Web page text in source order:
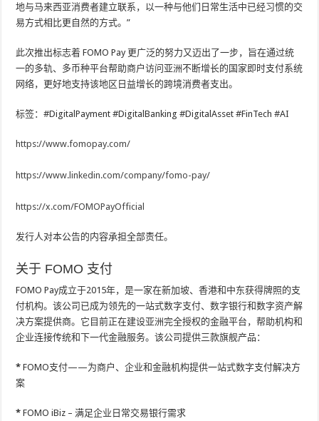
地与马来西亚消费者建立联系，以一种与他们日常生活中已经习惯的交
易方式相比更自然的方式。”
此次推出标志着 FOMO Pay 更广泛的努力又迈出了一步，旨在通过统
一的多轨、多币种平台帮助商户访问亚洲不断增长的国家即时支付系统
网络，更好地支持该地区日益增长的跨境消费者支出。
标签：#DigitalPayment #DigitalBanking #DigitalAsset #FinTech #AI
https://www.fomopay.com/
https://www.linkedin.com/company/fomo-pay/
https://x.com/FOMOPayOfficial
发行人对本公告的内容承担全部责任。
关于 FOMO 支付
FOMO Pay成立于2015年，是一家在新加坡、香港和中东获得牌照的支
付机构。该公司已成为领先的一站式数字支付、数字银行和数字资产解
决方案提供商。它目前正在建设亚洲完全授权的金融平台，帮助机构和
企业连接传统和下一代金融服务。该公司提供三款旗舰产品：
*FOMO支付——为商户、企业和金融机构提供一站式数字支付解决方
案
*FOMO iBiz – 满足企业日常交易银行需求